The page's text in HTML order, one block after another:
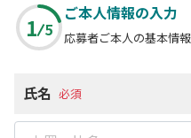
1 5
ご本人情報の入力
応募者ご本人の基本情
氏名 必須